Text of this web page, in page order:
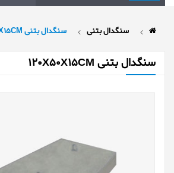
سنگدال بتنی سنگدال بتنی 120X50X15CM
سنگدال بتنی 120X50X15CM